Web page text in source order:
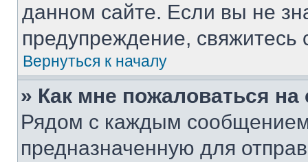
данном сайте. Если вы не
предупреждение,
Вернуться к началу
» Как мне пожаловаться
Рядом с каждым сообщением
предназначенную для